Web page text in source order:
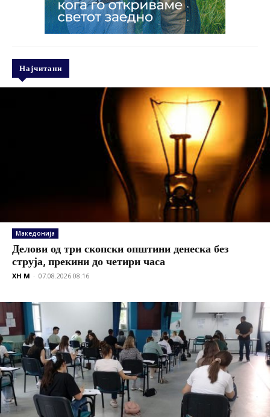
Најчитани
Македонија
Делови од три скопски општини денеска без
струја, прекини до четири часа
XH M - 07.08.2026 08:16